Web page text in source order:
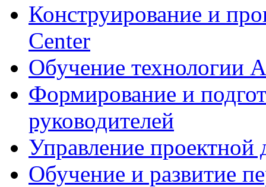
Конструирование и
Center
Обучение технологии
Формирование и
руководителей
Управление проектной
Обучение и развитие